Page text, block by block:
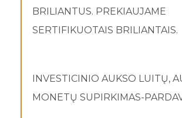
BRILIANTUS. PREKIAUJAME
SERTIFIKUOTAIS BRILIANTAIS.
INVESTICINIO AUKSO LUITŲ,
MONETŲ SUPIRKIMAS-